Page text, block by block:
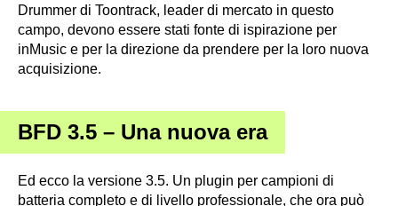
Drummer di Toontrack, leader di mercato in questo
campo, devono essere stati fonte di ispirazione per
inMusic e per la direzione da prendere per la loro nuova
acquisizione.
BFD 3.5 – Una nuova era
Ed ecco la versione 3.5. Un plugin per campioni di
batteria completo e di livello professionale, che ora può